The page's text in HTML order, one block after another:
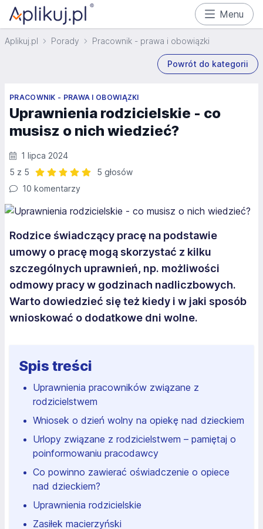
Menu
Aplikuj.pl Porady Pracownik - prawa i obowiązki
Powrót do kategorii
PRACOWNIK - PRAWA I OBOWIĄZKI
Uprawnienia rodzicielskie - co
musisz o nich wiedzieć?
1 lipca 2024
5 z 5
5 głosów
10 komentarzy
Rodzice świadczący pracę na podstawie
umowy o pracę mogą skorzystać z kilku
szczególnych uprawnień, np. możliwości
odmowy pracy w godzinach nadliczbowych.
Warto dowiedzieć się też kiedy i w jaki sposób
wnioskować o dodatkowe dni wolne.
Spis treści
Uprawnienia pracowników związane z
rodzicielstwem
Wniosek o dzień wolny na opiekę nad dzieckiem
Urlopy związane z rodzicielstwem – pamiętaj o
poinformowaniu pracodawcy
Co powinno zawierać oświadczenie o opiece
nad dzieckiem?
Uprawnienia rodzicielskie
Zasiłek macierzyński